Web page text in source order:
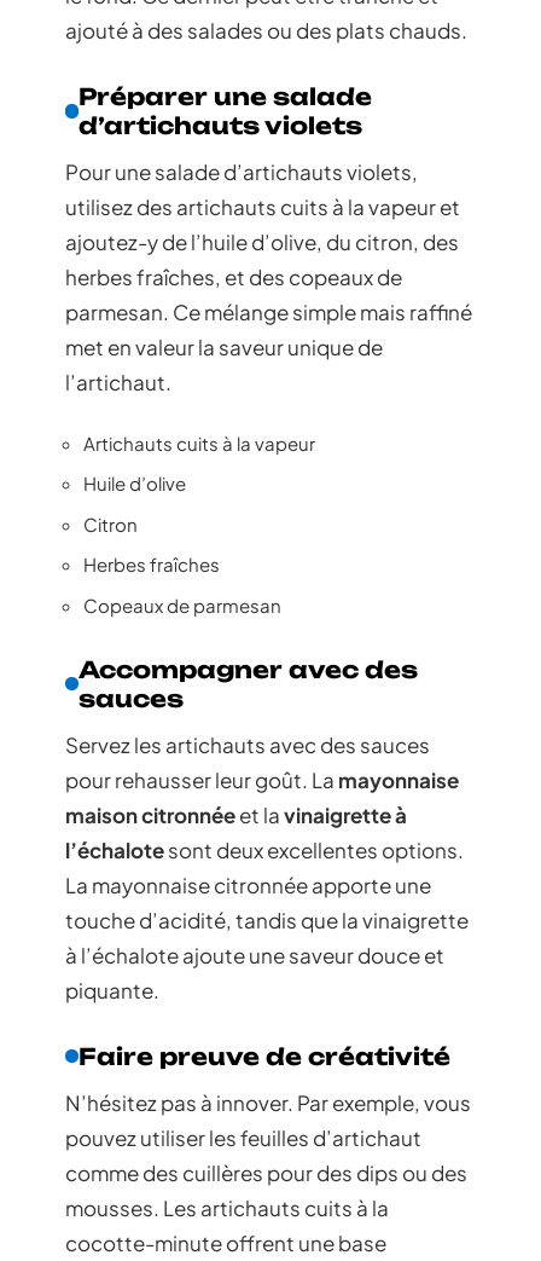
ajouté à des salades ou des plats chauds.
Préparer une salade
d’artichauts violets
Pour une salade d’artichauts violets,
utilisez des artichauts cuits à la vapeur et
ajoutez-y de l’huile d’olive, du citron, des
herbes fraîches, et des copeaux de
parmesan. Ce mélange simple mais raffiné
met en valeur la saveur unique de
l’artichaut.
Artichauts cuits à la vapeur
Huile d’olive
Citron
Herbes fraîches
Copeaux de parmesan
Accompagner avec des
sauces
Servez les artichauts avec des sauces
pour rehausser leur goût. La mayonnaise
maison citronnéeet lavinaigrette à
l’échalotesont deux excellentes options.
La mayonnaise citronnée apporte une
touche d’acidité, tandis que la vinaigrette
à l’échalote ajoute une saveur douce et
piquante.
Faire preuve de créativité
N’hésitez pas à innover. Par exemple, vous
pouvez utiliser les feuilles d’artichaut
comme des cuillères pour des dips ou des
mousses. Les artichauts cuits à la
cocotte-minute offrent une base